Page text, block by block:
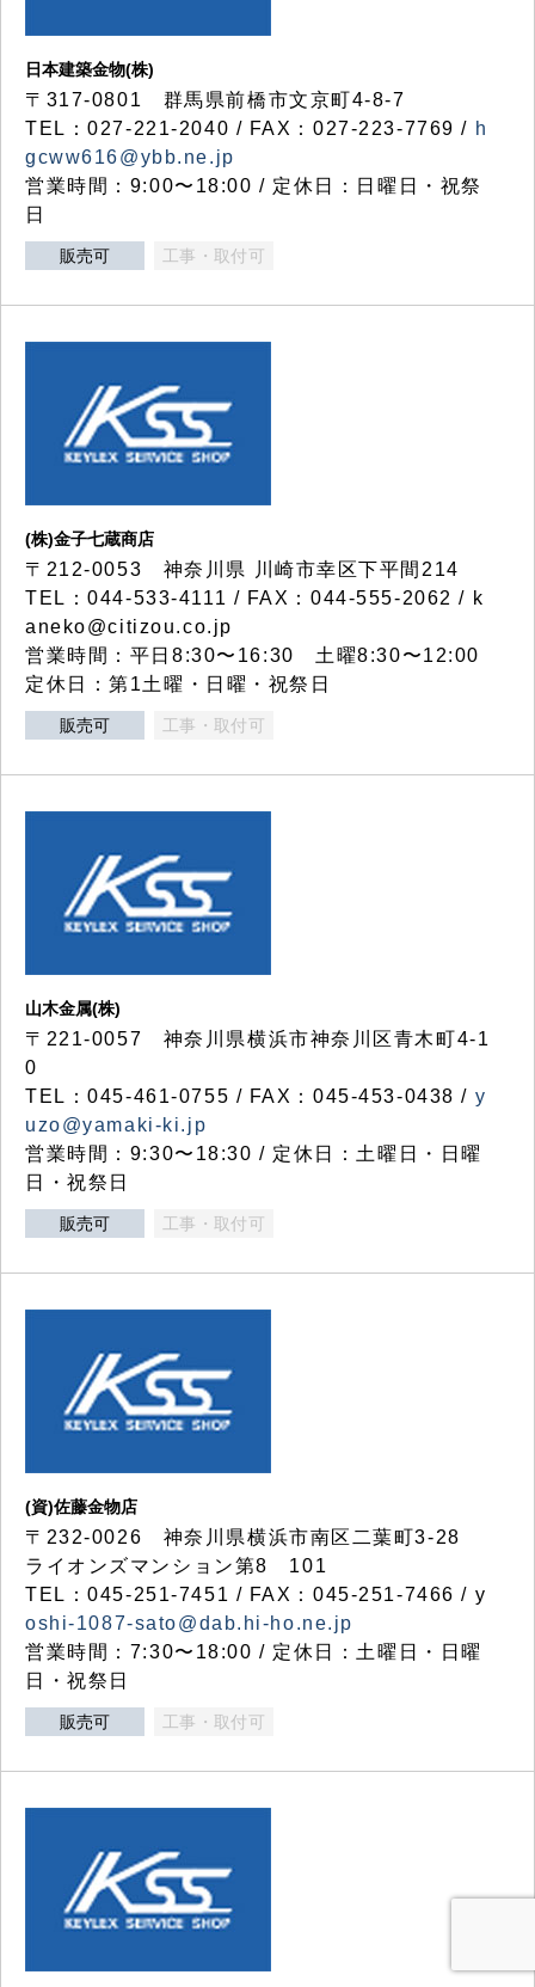
日本建築金物(株)
〒317‐0801 群馬県前橋市文京町4-8-7
TEL：027-221-2040 / FAX：027-223-7769 / h
gcww616@ybb.ne.jp
営業時間：9:00〜18:00 / 定休日：日曜日・祝祭
日
販売可 工事・取付可
(株)金子七蔵商店
〒212-0053 神奈川県 川崎市幸区下平間214
TEL：044-533-4111 / FAX：044-555-2062 / k
aneko@citizou.co.jp
営業時間：平日8:30〜16:30 土曜8:30〜12:00
定休日：第1土曜・日曜・祝祭日
販売可 工事・取付可
山木金属(株)
〒221-0057 神奈川県横浜市神奈川区青木町4-1
0
TEL：045-461-0755 / FAX：045-453-0438 / y
uzo@yamaki-ki.jp
営業時間：9:30〜18:30 / 定休日：土曜日・日曜
日・祝祭日
販売可 工事・取付可
(資)佐藤金物店
〒232-0026 神奈川県横浜市南区二葉町3-28
ライオンズマンション第8 101
TEL：045-251-7451 / FAX：045-251-7466 / y
oshi-1087-sato@dab.hi-ho.ne.jp
営業時間：7:30〜18:00 / 定休日：土曜日・日曜
日・祝祭日
販売可 工事・取付可